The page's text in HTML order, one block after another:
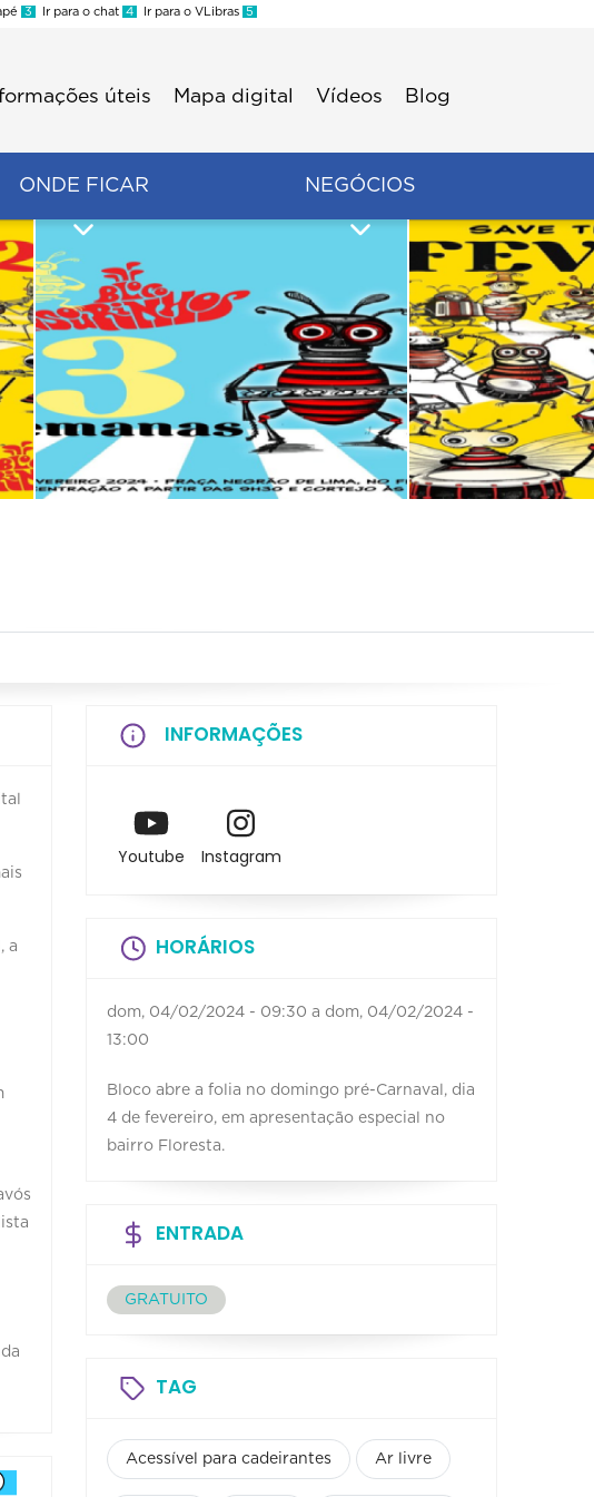
3 Ir para o chat 4 Ir para o VLibras 5
úteis Mapa digital Vídeos Blog
ONDE FICAR NEGÓCIOS
a
INFORMAÇÕES
Youtube Instagram
HORÁRIOS
dom, 04/02/2024 - 09:30 a dom, 04/02/2024 -
13:00
Bloco abre a folia no domingo pré-Carnaval, dia
4 de fevereiro, em apresentação especial no
bairro Floresta.
ENTRADA
GRATUITO
TAG
Acessível para cadeirantes Ar livre